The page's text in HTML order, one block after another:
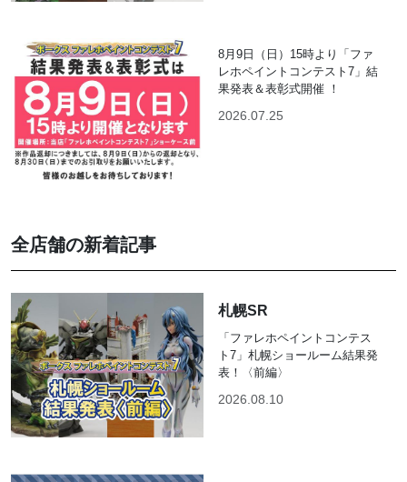
8月9日（日）15時より「ファ
レホペイントコンテスト7」結
果発表＆表彰式開催 ！
2026.07.25
全店舗の新着記事
札幌SR
「ファレホペイントコンテス
ト7」札幌ショールーム結果発
表！〈前編〉
2026.08.10